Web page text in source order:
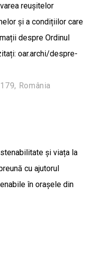
reușitelor
și a condițiilor care
despre Ordinul
oar.archi/despre-
România
și viața la
cu ajutorul
în orașele din